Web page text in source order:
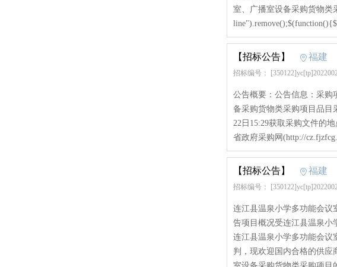
室、广播室设备采购货物类
【招标公告】 福建
招标编号：
公告概要：公告信息：采购
备采购货物类采购项目品目
22日15:29获取采购文件的
省政府采购网(http://
【招标公告】 福建
招标编号：
连江县温泉小学多功能会议
告项目概况受连江县温泉小
连江县温泉小学多功能会议
判，现欢迎国内合格的供应